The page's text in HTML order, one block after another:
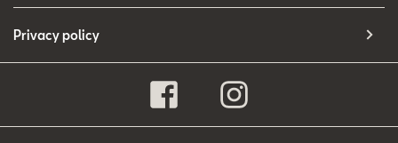
Privacy policy